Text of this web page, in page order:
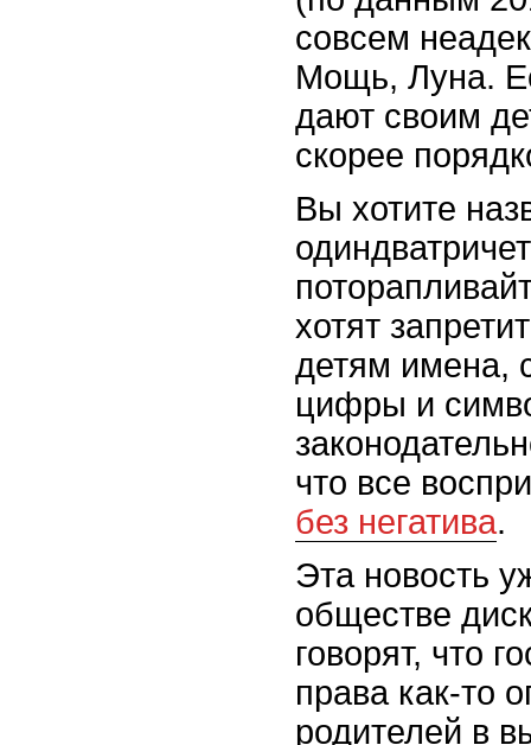
совсем
Мощь, Луна.
дают своим
скорее
Вы хотите
хотят
детям имена,
цифры и
что все
без негатива.
Эта новость
обществе
говорят, что
права как-то
родителей в